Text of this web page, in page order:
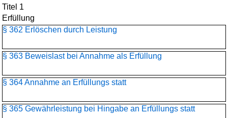
Titel 1
Erfüllung
§ 362 Erlöschen durch Leistung
§ 363 Beweislast bei Annahme als Erfüllung
§ 364 Annahme an Erfüllungs statt
§ 365 Gewährleistung bei Hingabe an Erfüllungs statt